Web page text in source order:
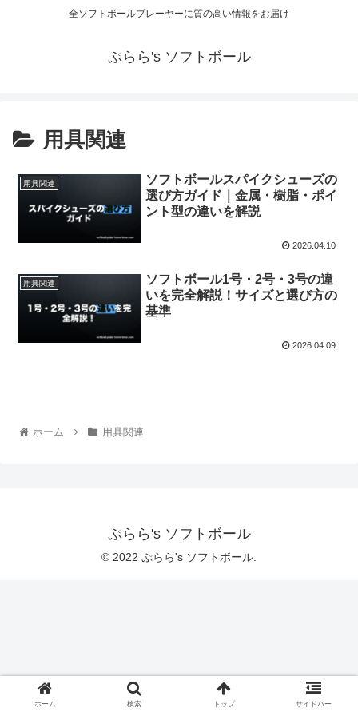
全ソフトボールプレーヤーに質の高い情報をお届け
ぷらら's ソフトボール
用具関連
用具関連
ソフトボールスパイクシューズの
選び方ガイド｜金属・樹脂・ポイ
ント型の違いを解説
2026.04.10
用具関連
ソフトボール1号・2号・3号の違
いを完全解説！サイズと選び方の
基準
2026.04.09
ホーム 用具関連
ぷらら's ソフトボール
© 2022 ぷらら's ソフトボール.
ホーム 検索 トップ サイドバー